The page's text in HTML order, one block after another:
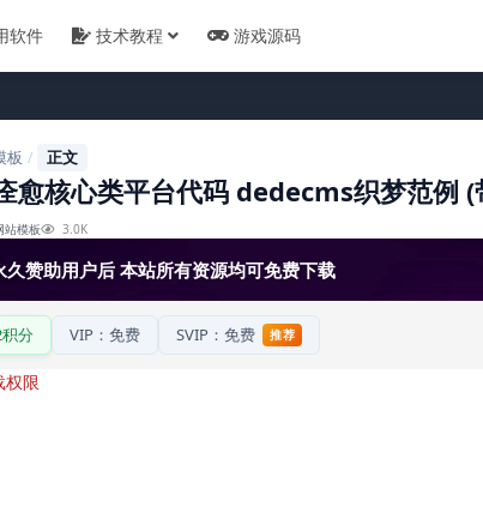
软件 技术教程 游戏源码
板 / 正文
愈核心类平台代码 dedecms织梦范例 (
站模板 3.0K
赞助用户后 本站所有资源均可免费下载
分 VIP：免费 SVIP：免费 推荐
权限